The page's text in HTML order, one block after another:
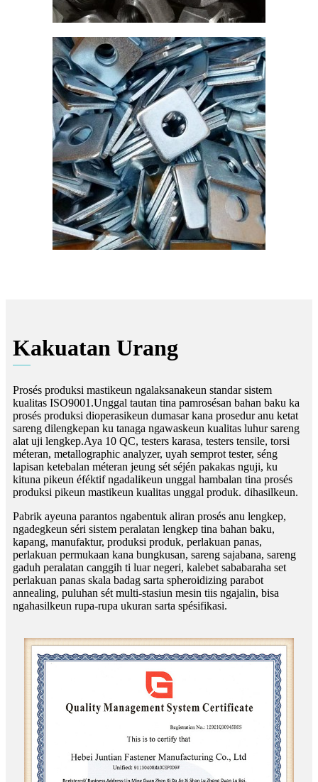
Kakuatan Urang
Prosés produksi mastikeun ngalaksanakeun standar sistem
kualitas ISO9001.Unggal tautan tina pamrosésan bahan baku ka
prosés produksi dioperasikeun dumasar kana prosedur anu ketat
sareng dilengkepan ku tanaga ngawaskeun kualitas luhur sareng
alat uji lengkep.Aya 10 QC, testers karasa, testers tensile, torsi
méteran, metallographic analyzer, uyah semprot tester, séng
lapisan ketebalan méteran jeung sét séjén pakakas nguji, ku
kituna pikeun éféktif ngadalikeun unggal hambalan tina prosés
produksi pikeun mastikeun kualitas unggal produk. dihasilkeun.
Pabrik ayeuna parantos ngabentuk aliran prosés anu lengkep,
ngadegkeun séri sistem peralatan lengkep tina bahan baku,
kapang, manufaktur, produksi produk, perlakuan panas,
perlakuan permukaan kana bungkusan, sareng sajabana, sareng
gaduh peralatan canggih ti luar negeri, kalebet sababaraha set
perlakuan panas skala badag sarta spheroidizing parabot
annealing, puluhan sét multi-stasiun mesin tiis ngajalin, bisa
ngahasilkeun rupa-rupa ukuran sarta spésifikasi.